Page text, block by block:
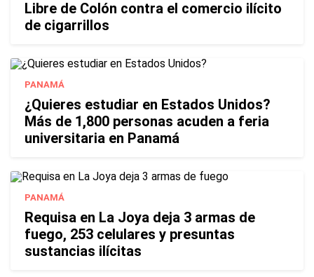
Libre de Colón contra el comercio ilícito
de cigarrillos
PANAMÁ
¿Quieres estudiar en Estados Unidos?
Más de 1,800 personas acuden a feria
universitaria en Panamá
PANAMÁ
Requisa en La Joya deja 3 armas de
fuego, 253 celulares y presuntas
sustancias ilícitas